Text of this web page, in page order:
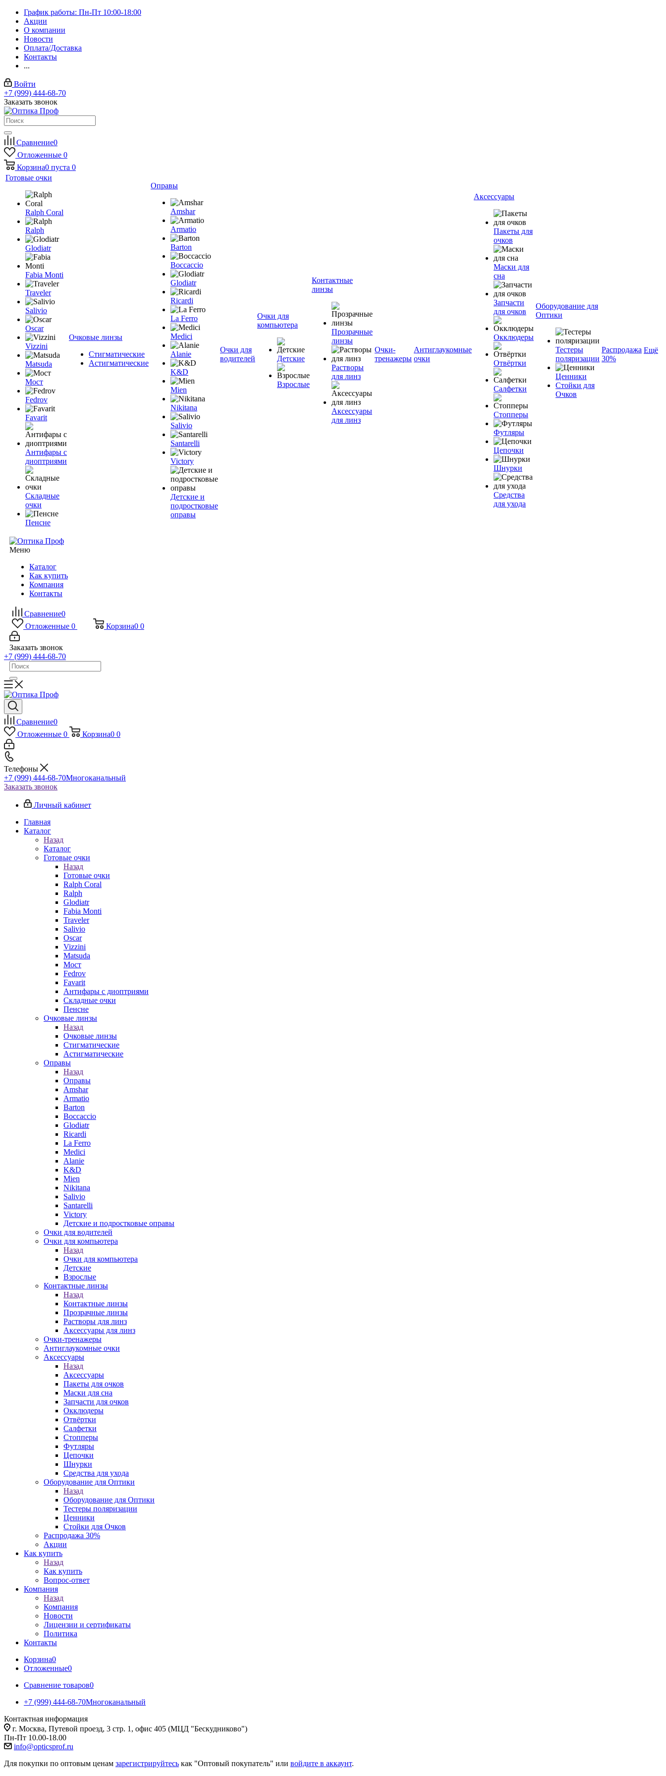
График работы: Пн-Пт 10:00-18:00
Акции
О компании
Новости
Оплата/Доставка
Контакты
...
Войти
+7 (999) 444-68-70
Заказать звонок
Сравнение0
Отложенные 0
Корзина0 пуста 0
Готовые очки
Ralph Coral
Ralph
Glodiatr
Fabia Monti
Traveler
Salivio
Oscar
Vizzini
Matsuda
Мост
Fedrov
Favarit
Антифары с
диоптриями
Складные
очки
Пенсне
Очковые линзы
Стигматические
Астигматические
Оправы
Amshar
Armatio
Barton
Boccaccio
Glodiatr
Ricardi
La Ferro
Medici
Alanie
K&D
Mien
Nikitana
Salivio
Santarelli
Victory
Детские и
подростковые
оправы
Очки для
водителей
Очки для
компьютера
Детские
Взрослые
Контактные
линзы
Прозрачные
линзы
Растворы
для линз
Аксессуары
для линз
Очки-
тренажеры
Антиглаукомные
очки
Аксессуары
Пакеты для
очков
Маски для
сна
Запчасти
для очков
Окклюдеры
Отвёртки
Салфетки
Стопперы
Футляры
Цепочки
Шнурки
Средства
для ухода
Оборудование для
Оптики
Тестеры
поляризации
Ценники
Стойки для
Очков
Распродажа
30%
Ещё
Меню
Каталог
Как купить
Компания
Контакты
Сравнение0
Отложенные 0 Корзина0 0
Заказать звонок
+7 (999) 444-68-70
Сравнение0
Отложенные 0 Корзина0 0
Телефоны
+7 (999) 444-68-70Многоканальный
Заказать звонок
Личный кабинет
Главная
Каталог
Назад
Каталог
Готовые очки
Назад
Готовые очки
Ralph Coral
Ralph
Glodiatr
Fabia Monti
Traveler
Salivio
Oscar
Vizzini
Matsuda
Мост
Fedrov
Favarit
Антифары с диоптриями
Складные очки
Пенсне
Очковые линзы
Назад
Очковые линзы
Стигматические
Астигматические
Оправы
Назад
Оправы
Amshar
Armatio
Barton
Boccaccio
Glodiatr
Ricardi
La Ferro
Medici
Alanie
K&D
Mien
Nikitana
Salivio
Santarelli
Victory
Детские и подростковые оправы
Очки для водителей
Очки для компьютера
Назад
Очки для компьютера
Детские
Взрослые
Контактные линзы
Назад
Контактные линзы
Прозрачные линзы
Растворы для линз
Аксессуары для линз
Очки-тренажеры
Антиглаукомные очки
Аксессуары
Назад
Аксессуары
Пакеты для очков
Маски для сна
Запчасти для очков
Окклюдеры
Отвёртки
Салфетки
Стопперы
Футляры
Цепочки
Шнурки
Средства для ухода
Оборудование для Оптики
Назад
Оборудование для Оптики
Тестеры поляризации
Ценники
Стойки для Очков
Распродажа 30%
Акции
Как купить
Назад
Как купить
Вопрос-ответ
Компания
Назад
Компания
Новости
Лицензии и сертификаты
Политика
Контакты
Корзина0
Отложенные0
Сравнение товаров0
+7 (999) 444-68-70Многоканальный
Контактная информация
г. Москва, Путевой проезд, 3 стр. 1, офис 405 (МЦД "Бескудниково")
Пн-Пт 10.00-18.00
info@opticsprof.ru
Для покупки по оптовым ценам зарегистрируйтесь как "Оптовый покупатель" или войдите в аккаунт.